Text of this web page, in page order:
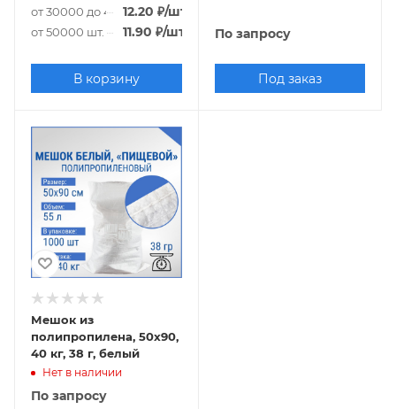
от 30000 до 49500 шт.
12.20 ₽/шт.
от 50000 шт. 11.90 ₽/шт.
В корзину
По запросу
Под заказ
Мешок из
полипропилена, 50x90,
40 кг, 38 г, белый
Нет в наличии
По запросу